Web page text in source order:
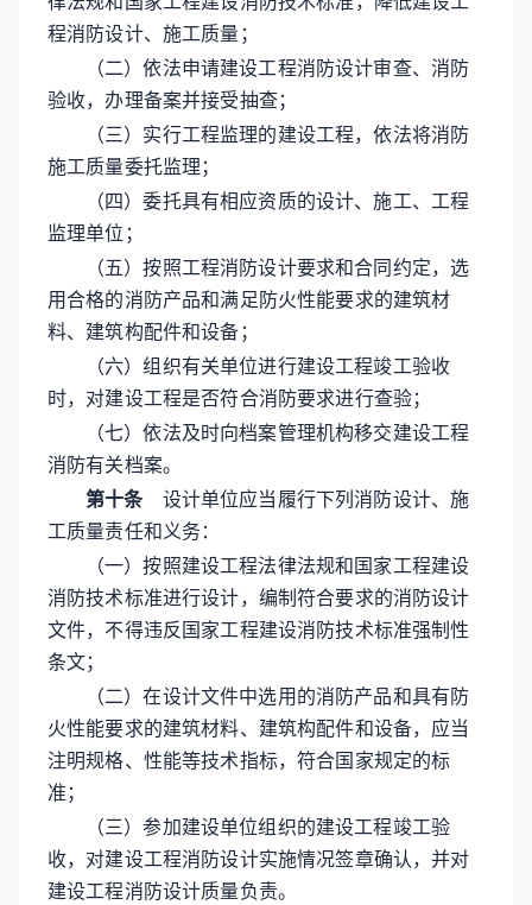
程消防设计、施工质量；
（二）依法申请建设工程消防设计审查、消防
验收，办理备案并接受抽查；
（三）实行工程监理的建设工程，依法将消防
施工质量委托监理；
（四）委托具有相应资质的设计、施工、工程
监理单位；
（五）按照工程消防设计要求和合同约定，选
用合格的消防产品和满足防火性能要求的建筑材
料、建筑构配件和设备；
（六）组织有关单位进行建设工程竣工验收
时，对建设工程是否符合消防要求进行查验；
（七）依法及时向档案管理机构移交建设工程
消防有关档案。
第十条设计单位应当履行下列消防设计、施
工质量责任和义务：
（一）按照建设工程法律法规和国家工程建设
消防技术标准进行设计，编制符合要求的消防设计
文件，不得违反国家工程建设消防技术标准强制性
条文；
（二）在设计文件中选用的消防产品和具有防
火性能要求的建筑材料、建筑构配件和设备，应当
注明规格、性能等技术指标，符合国家规定的标
准；
（三）参加建设单位组织的建设工程竣工验
收，对建设工程消防设计实施情况签章确认，并对
建设工程消防设计质量负责。